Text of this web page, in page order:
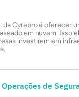
da Cyrebro é oferecer
em nuvem. Isso
investirem em
de